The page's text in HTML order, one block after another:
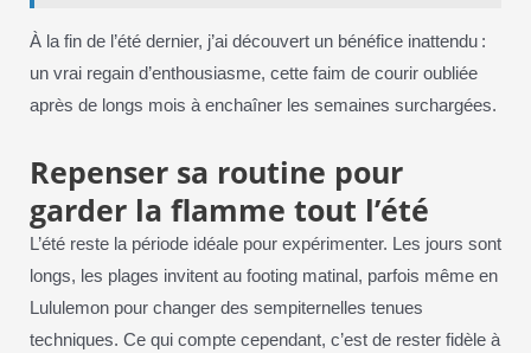
À la fin de l’été dernier, j’ai découvert un bénéfice inattendu :
un vrai regain d’enthousiasme, cette faim de courir oubliée
après de longs mois à enchaîner les semaines surchargées.
Repenser sa routine pour
garder la flamme tout l’été
L’été reste la période idéale pour expérimenter. Les jours sont
longs, les plages invitent au footing matinal, parfois même en
Lululemon pour changer des sempiternelles tenues
techniques. Ce qui compte cependant, c’est de rester fidèle à